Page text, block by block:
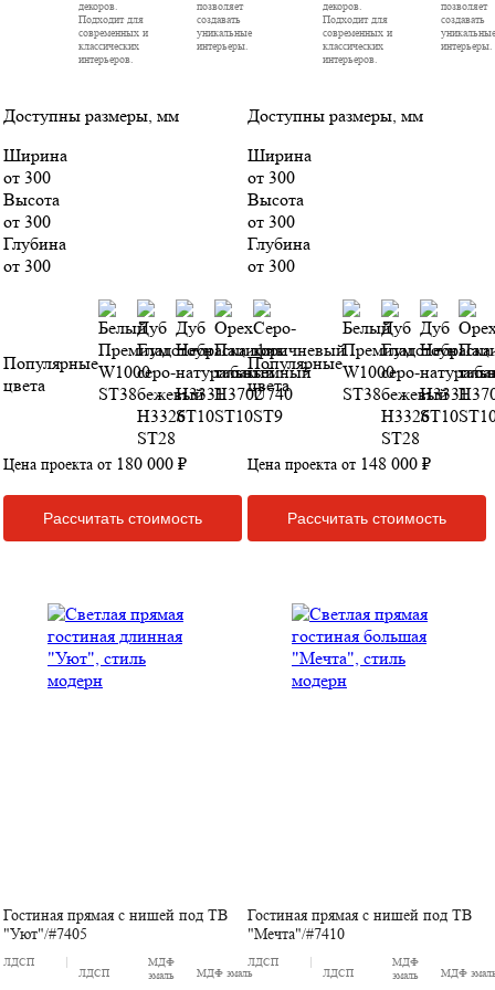
декоров.
Подходит для
современных и
классических
интерьеров.
позволяет
создавать
уникальные
интерьеры.
Доступны размеры, мм
Ширина
от 300
Высота
от 300
Глубина
от 300
Популярные
цвета
Цена проекта от 180 000 ₽
Рассчитать стоимость
декоров.
Подходит для
современных и
классических
интерьеров.
позволяет
создавать
уникальные
интерьеры.
Доступны размеры, мм
Ширина
от 300
Высота
от 300
Глубина
от 300
Популярные
цвета
Цена проекта от 148 000 ₽
Рассчитать стоимость
Гостиная прямая с нишей под ТВ
"Уют"/#7405
ЛДСП
ЛДСП
МДФ
эмаль
МДФ эмаль
Гостиная прямая с нишей под ТВ
"Мечта"/#7410
ЛДСП
ЛДСП
МДФ
эмаль
МДФ